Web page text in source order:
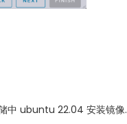
中 ubuntu 22.04 安装镜像.